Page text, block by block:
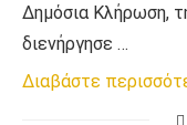
Δημόσια Κλήρωση,
διενήργησε …
Διαβάστε